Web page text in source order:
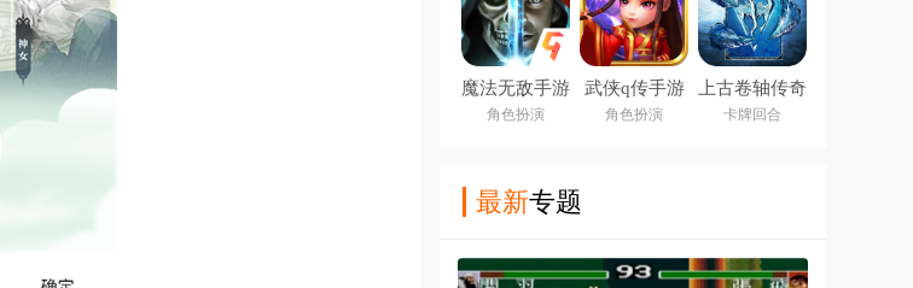
魔法无敌手游
角色扮演
武侠q传手游
角色扮演
上古卷轴传奇
九游版
卡牌回合
最新专题